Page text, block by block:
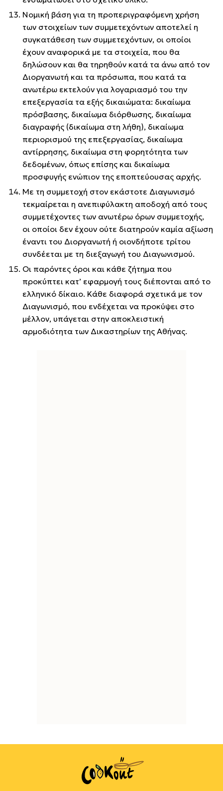
Νομική βάση για τη προπεριγραφόμενη χρήση
των στοιχείων των συμμετεχόντων αποτελεί η
συγκατάθεση των συμμετεχόντων, οι οποίοι
έχουν αναφορικά με τα στοιχεία, που θα
δηλώσουν και θα τηρηθούν κατά τα άνω από τον
Διοργανωτή και τα πρόσωπα, που κατά τα
ανωτέρω εκτελούν για λογαριασμό του την
επεξεργασία τα εξής δικαιώματα: δικαίωμα
πρόσβασης, δικαίωμα διόρθωσης, δικαίωμα
διαγραφής (δικαίωμα στη λήθη), δικαίωμα
περιορισμού της επεξεργασίας, δικαίωμα
αντίρρησης, δικαίωμα στη φορητότητα των
δεδομένων, όπως επίσης και δικαίωμα
προσφυγής ενώπιον της εποπτεύουσας αρχής.
Με τη συμμετοχή στον εκάστοτε Διαγωνισμό
τεκμαίρεται η ανεπιφύλακτη αποδοχή από τους
συμμετέχοντες των ανωτέρω όρων συμμετοχής,
οι οποίοι δεν έχουν ούτε διατηρούν καμία αξίωση
έναντι του Διοργανωτή ή οιονδήποτε τρίτου
συνδέεται με τη διεξαγωγή του Διαγωνισμού.
Οι παρόντες όροι και κάθε ζήτημα που
προκύπτει κατ’ εφαρμογή τους διέπονται από το
ελληνικό δίκαιο. Κάθε διαφορά σχετικά με τον
Διαγωνισμό, που ενδέχεται να προκύψει στο
μέλλον, υπάγεται στην αποκλειστική
αρμοδιότητα των Δικαστηρίων της Αθήνας.